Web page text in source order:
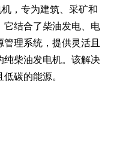
，专为建筑、采矿和
它结合了柴油发电、电
理系统，提供灵活且
纯柴油发电机。该解决
碳的能源。